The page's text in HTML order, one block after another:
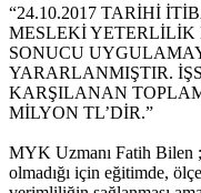
“24.10.2017 TARİHİ
MESLEKİ
SONUCU
YARARLANMIŞTIR.
KARŞILANAN
MİLYON TL’DİR.”
MYK Uzmanı Fatih Bilen ;
olmadığı için eğitimde,